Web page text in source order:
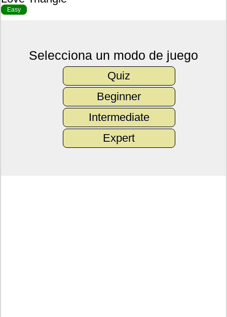
Easy
Selecciona un modo de juego
Quiz
Beginner
Intermediate
Expert